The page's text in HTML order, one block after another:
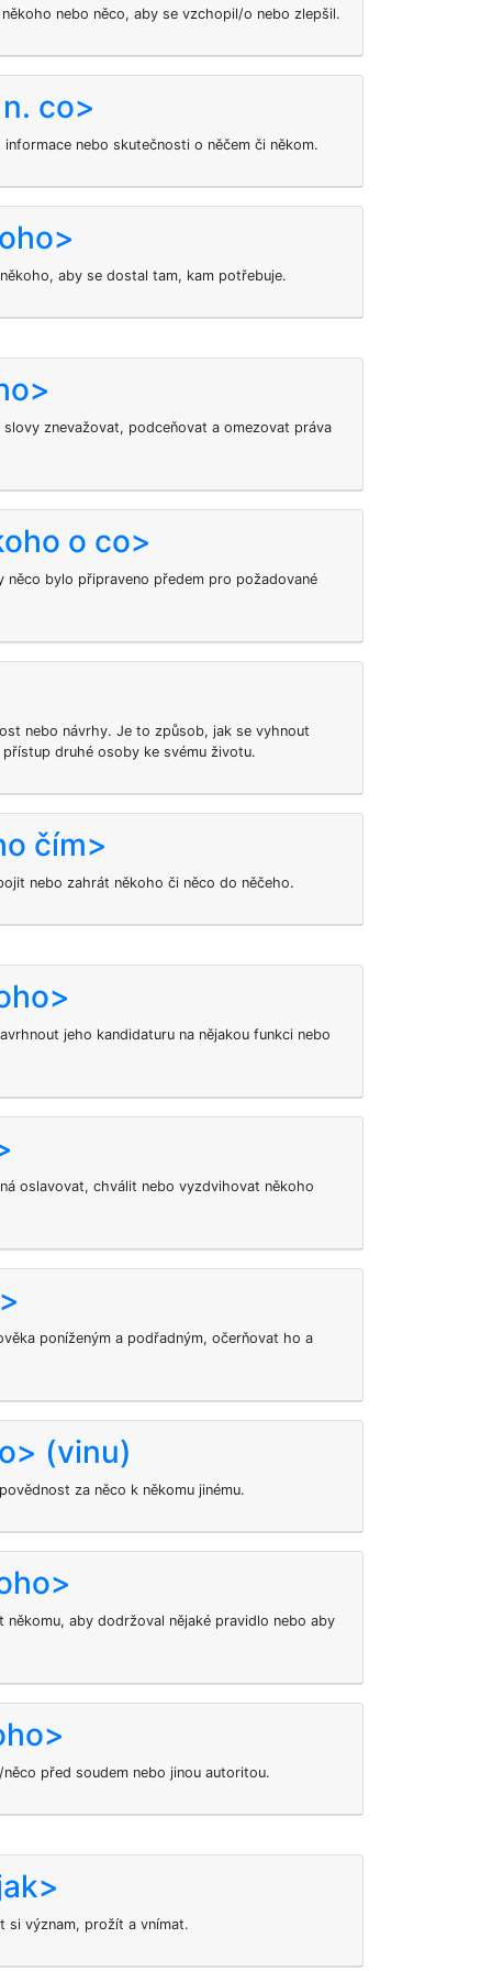
nebo něco, aby se vzchopil/o nebo zlepšil.
co>
nebo skutečnosti o něčem či někom.
aby se dostal tam, kam potřebuje.
slovy znevažovat, podceňovat a omezovat práva
o co>
bylo připraveno předem pro požadované
nebo návrhy. Je to způsob, jak se vyhnout
druhé osoby ke svému životu.
čím>
nebo zahrát někoho či něco do něčeho.
jeho kandidaturu na nějakou funkci nebo
oslavovat, chválit nebo vyzdvihovat někoho
poníženým a podřadným, očerňovat ho a
(vinu)
za něco k někomu jinému.
někomu, aby dodržoval nějaké pravidlo nebo aby
před soudem nebo jinou autoritou.
si význam, prožít a vnímat.